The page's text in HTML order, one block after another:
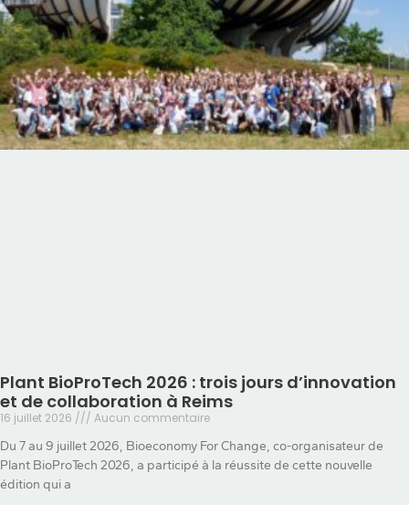
Plant BioProTech 2026 : trois jours d’innovation
et de collaboration à Reims
16 juillet 2026
Aucun commentaire
Du 7 au 9 juillet 2026, Bioeconomy For Change, co-organisateur de
Plant BioProTech 2026, a participé à la réussite de cette nouvelle
édition qui a